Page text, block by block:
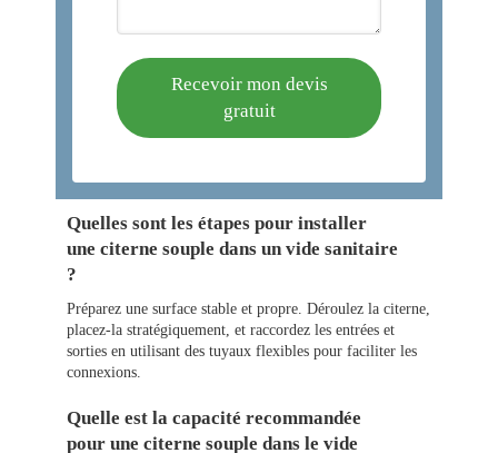
Recevoir mon devis
gratuit
Quelles sont les étapes pour installer
une citerne souple dans un vide sanitaire
?
Préparez une surface stable et propre. Déroulez la citerne,
placez-la stratégiquement, et raccordez les entrées et
sorties en utilisant des tuyaux flexibles pour faciliter les
connexions.
Quelle est la capacité recommandée
pour une citerne souple dans le vide